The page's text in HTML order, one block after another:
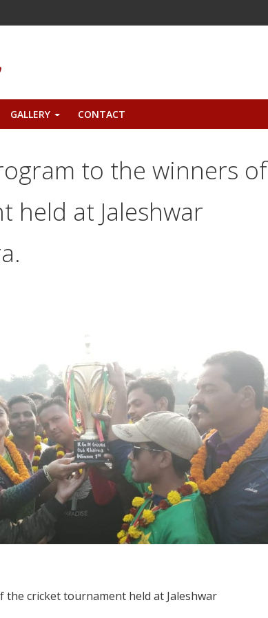
GALLERY CONTACT
to the winners of
held at Jaleshwar
cricket tournament held at Jaleshwar